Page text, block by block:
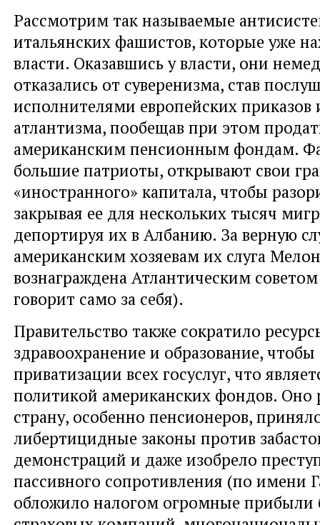
Рассмотрим так называемые
итальянских фашистов, которые уже
власти. Оказавшись у власти, они
отказались от суверенизма, став
исполнителями европейских приказов
атлантизма, пообещав при этом
американским пенсионным фондам.
большие патриоты, открывают свои
«иностранного» капитала, чтобы
закрывая ее для нескольких тысяч
депортируя их в Албанию. За верную
американским хозяевам их слуга
вознаграждена Атлантическим
говорит само за себя).
Правительство также сократило
здравоохранение и образование, чтобы
приватизации всех госуслуг, что
политикой американских фондов. Оно
страну, особенно пенсионеров,
либертицидные законы против
демонстраций и даже изобрело
пассивного сопротивления (по имени
обложило налогом огромные прибыли